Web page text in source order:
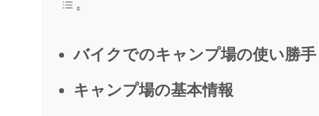
バイクでのキャンプ場の使い勝手
キャンプ場の基本情報